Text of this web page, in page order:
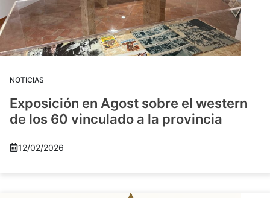
NOTICIAS
Exposición en Agost sobre el western
de los 60 vinculado a la provincia
12/02/2026